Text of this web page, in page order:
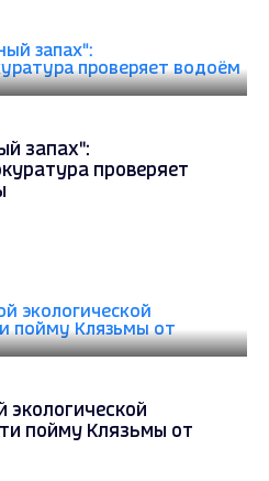
запах":
проверяет
экологической
пойму Клязьмы от